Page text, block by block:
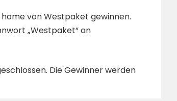
von Westpaket gewinnen.
„Westpaket“ an
Die Gewinner werden